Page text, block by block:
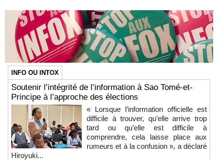
INFO OU INTOX
Soutenir l’intégrité de l’information à Sao Tomé-et-
Principe à l’approche des élections
« Lorsque l’information officielle est
difficile à trouver, qu’elle arrive trop
tard ou qu’elle est difficile à
comprendre, cela laisse place aux
rumeurs et à la confusion », a déclaré
Hiroyuki...